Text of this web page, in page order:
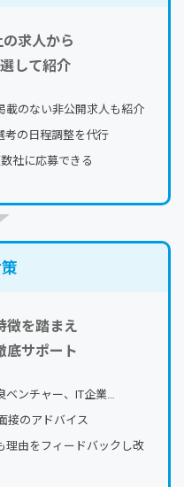
求人から
して紹介
載のない⾮公開求⼈も紹介
考の⽇程調整を代⾏
社に応募できる
徴を踏まえ
底サポート
ベンチャー、IT企業…
接のアドバイス
理由をフィードバックし改